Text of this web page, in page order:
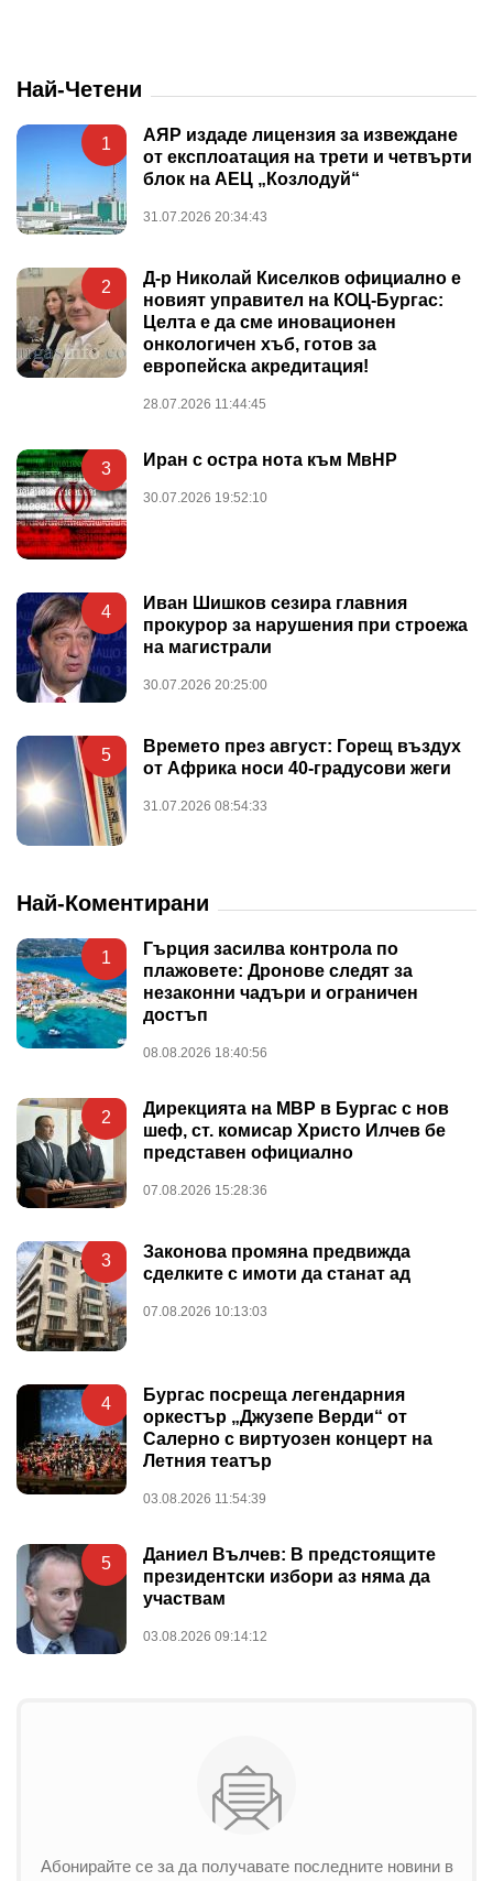
Най-Четени
1
АЯР издаде лицензия за извеждане
от експлоатация на трети и четвърти
блок на АЕЦ „Козлодуй“
31.07.2026 20:34:43
2
Д-р Николай Киселков официално е
новият управител на КОЦ-Бургас:
Целта е да сме иновационен
онкологичен хъб, готов за
европейска акредитация!
28.07.2026 11:44:45
3 Иран с остра нота към МвНР
30.07.2026 19:52:10
4
Иван Шишков сезира главния
прокурор за нарушения при строежа
на магистрали
30.07.2026 20:25:00
5
Времето през август: Горещ въздух
от Африка носи 40-градусови жеги
31.07.2026 08:54:33
Най-Коментирани
1
Гърция засилва контрола по
плажовете: Дронове следят за
незаконни чадъри и ограничен
достъп
08.08.2026 18:40:56
2
Дирекцията на МВР в Бургас с нов
шеф, ст. комисар Христо Илчев бе
представен официално
07.08.2026 15:28:36
3
Законова промяна предвижда
сделките с имоти да станат ад
07.08.2026 10:13:03
4
Бургас посреща легендарния
оркестър „Джузепе Верди“ от
Салерно с виртуозен концерт на
Летния театър
03.08.2026 11:54:39
5
Даниел Вълчев: В предстоящите
президентски избори аз няма да
участвам
03.08.2026 09:14:12
Абонирайте се за да получавате последните новини в